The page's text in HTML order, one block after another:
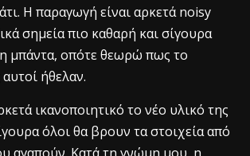
Η παραγωγή είναι αρκετά noisy
σημεία πιο καθαρή και σίγουρα
μπάντα, οπότε θεωρώ πως το
ήθελαν.
ικανοποιητικό το νέο υλικό της
όλοι θα βρουν τα στοιχεία από